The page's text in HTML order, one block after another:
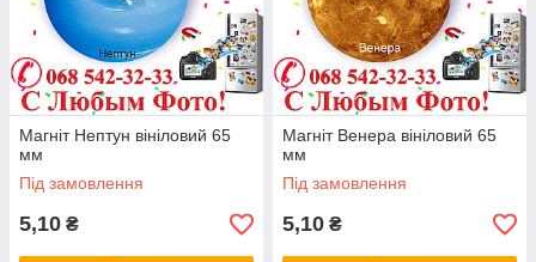
Магніт Нептун вініловий 65
мм
Під замовлення
5,10 ₴
Магніт Венера вініловий 65
мм
Під замовлення
5,10 ₴